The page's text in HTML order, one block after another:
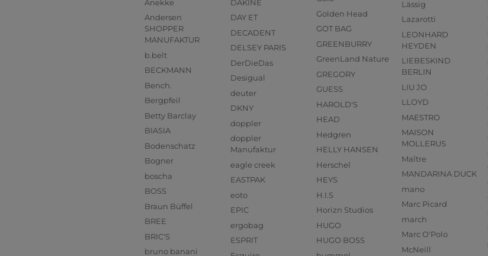
Anekke
Andersen
SHOPPER
MANUFAKTUR
b.belt
BECKMANN
Bench.
Bergpfeil
Betty Barclay
BIASIA
Bodenschatz
Bogner
boscha
BOSS
Braun Büffel
BREE
BRIC'S
bruno banani
DAKINE
DAY ET
DECADENT
DELSEY PARIS
DerDieDas
Desigual
deuter
DKNY
doppler
doppler
Manufaktur
eagle creek
EASTPAK
eoto
EPIC
ergobag
ESPRIT
Golden Head
GOT BAG
GREENBURRY
GreenLand Nature
GREGORY
GUESS
HAROLD'S
HEAD
Hedgren
HELLY HANSEN
Herschel
HEYS
H.I.S
Horizn Studios
HUGO
HUGO BOSS
Lässig
Lazarotti
LEONHARD
HEYDEN
LIEBESKIND
BERLIN
LIU JO
LLOYD
MAESTRO
MAISON
MOLLERUS
Maître
MANDARINA DUCK
mano
Marc Picard
march
Marc O'Polo
McNeill